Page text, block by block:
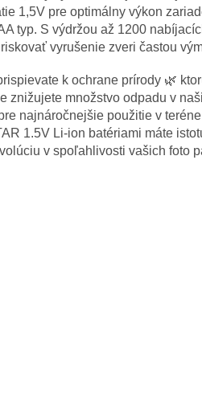
ý
p
i
u
1,5V pre optimálny výkon
typ. S výdržou až 1200
vyrušenie zveri častou
k ochrane prírody 🌿
znižujete množstvo odpadu v
najnáročnejšie použitie v
1.5V Li-ion batériami máte
v spoľahlivosti vašich foto